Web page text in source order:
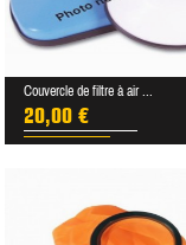
Couvercle de filtre à air ...
20,00 €